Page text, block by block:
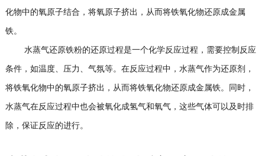
化物中的氧原子结合，将氧原子挤出，从而将铁氧化物还原成金属
铁。
水蒸气还原铁粉的还原过程是一个化学反应过程，需要控制反应
条件，如温度、压力、气氛等。在反应过程中，水蒸气作为还原剂，
将铁氧化物中的氧原子挤出，从而将铁氧化物还原成金属铁。同时，
水蒸气在反应过程中也会被氧化成氢气和氧气，这些气体可以及时排
除，保证反应的进行。